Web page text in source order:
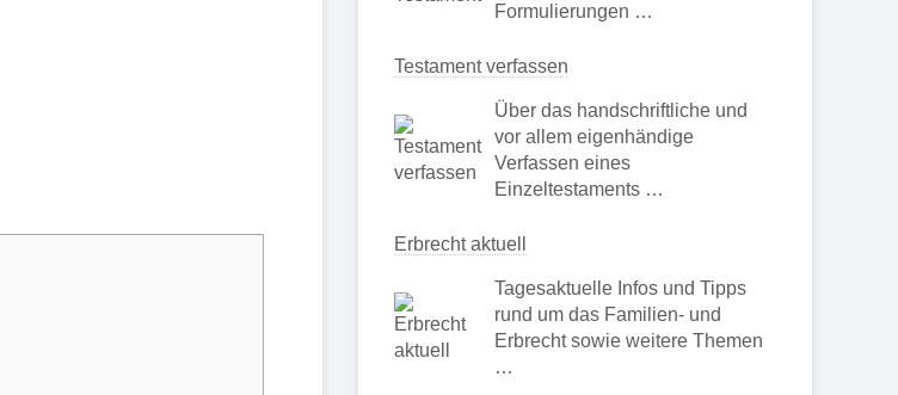
Formulierungen …
Testament verfassen
Über das handschriftliche und
vor allem eigenhändige
Verfassen eines
Einzeltestaments …
Erbrecht aktuell
Tagesaktuelle Infos und Tipps
rund um das Familien- und
Erbrecht sowie weitere Themen
…